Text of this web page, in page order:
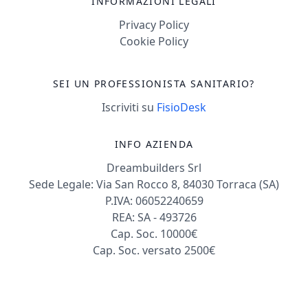
Privacy Policy
Cookie Policy
SEI UN PROFESSIONISTA SANITARIO?
Iscriviti su FisioDesk
INFO AZIENDA
Dreambuilders Srl
Sede Legale: Via San Rocco 8, 84030 Torraca (SA)
P.IVA: 06052240659
REA: SA - 493726
Cap. Soc. 10000€
Cap. Soc. versato 2500€